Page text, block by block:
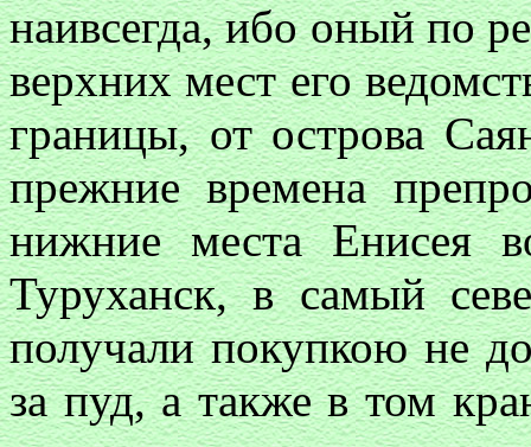
наивсегда, ибо оный по
верхних мест его
границы, от острова
прежние времена
нижние места Енисея
Туруханск, в самый
получали покупкою не
за пуд, а также в том